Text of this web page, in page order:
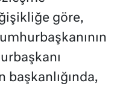
göre,
başkanlığında,